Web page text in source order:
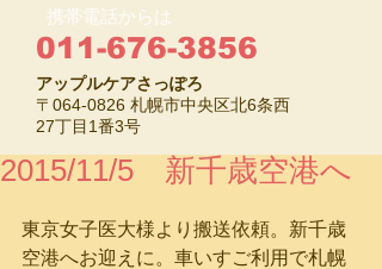
携帯電話からは
011-676-3856
アップルケアさっぽろ
〒064-0826 札幌市中央区北6条西
27丁目1番3号
2015/11/5 新千歳空港へ
東京女子医大様より搬送依頼。新千歳
空港へお迎えに。車いすご利用で札幌